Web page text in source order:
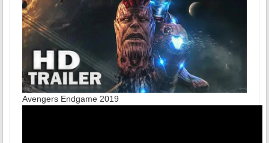
Avengers Endgame 2019